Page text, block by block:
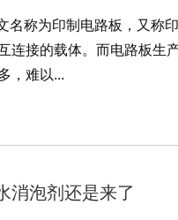
名称为印制电路板，又称
连接的载体。而电路板生
，难以...
消泡剂还是来了